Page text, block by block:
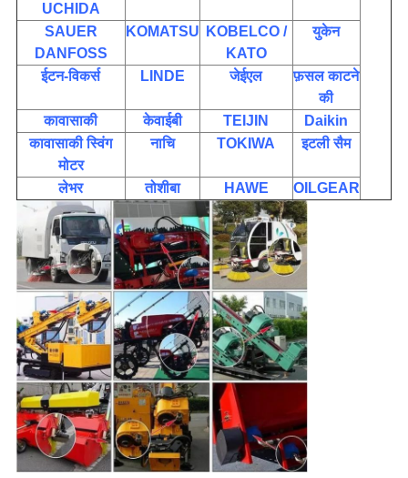
UCHIDA
SAUER
DANFOSS
KOMATSU
KOBELCO /
KATO
युकेन
ईटन-विकर्स LINDE जेईएल
फ़सल काटने
की
कावासाकी
केवाईबी TEIJIN
Daikin
कावासाकी स्विंग
मोटर
नाचि TOKIWA इटली सैम
लेभर तोशीबा HAWE OILGEAR